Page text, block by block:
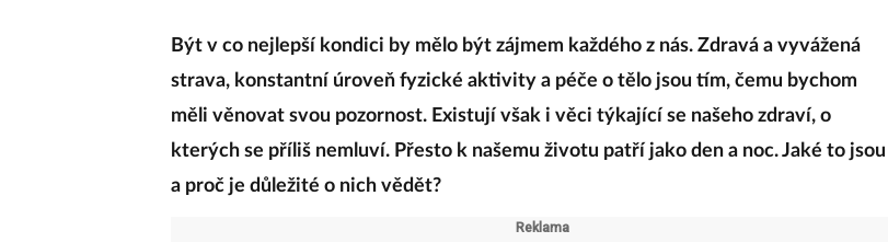
Být v co nejlepší kondici by mělo být zájmem každého z nás. Zdravá a vyvážená
strava, konstantní úroveň fyzické aktivity a péče o tělo jsou tím, čemu bychom
měli věnovat svou pozornost. Existují však i věci týkající se našeho zdraví, o
kterých se příliš nemluví. Přesto k našemu životu patří jako den a noc. Jaké to jsou
a proč je důležité o nich vědět?